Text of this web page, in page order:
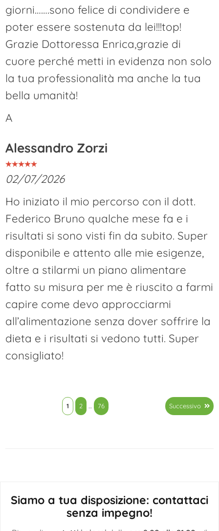
giorni…….sono felice di condividere e
poter essere sostenuta da lei!!!top!
Grazie Dottoressa Enrica,grazie di
cuore perché metti in evidenza non solo
la tua professionalità ma anche la tua
bella umanità!
A
Alessandro Zorzi
02/07/2026
Ho iniziato il mio percorso con il dott.
Federico Bruno qualche mese fa e i
risultati si sono visti fin da subito. Super
disponibile e attento alle mie esigenze,
oltre a stilarmi un piano alimentare
fatto su misura per me è riuscito a farmi
capire come devo approcciarmi
all’alimentazione senza dover soffrire la
dieta e i risultati si vedono tutti. Super
consigliato!
Paginazione
1 2 … 76 Successivo
Siamo a tua disposizione: contattaci
senza impegno!